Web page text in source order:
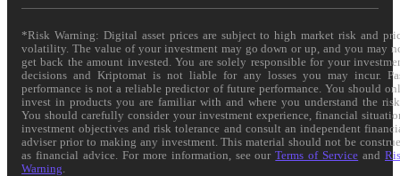
*Risk Warning: Digital asset prices are subject to high market risk and
volatility. The value of your investment may go down or up, and you may
get back the amount invested. You are solely responsible for your
decisions and Kriptomat is not liable for any losses you may incur.
performance is not a reliable predictor of future performance. You should
invest in products you are familiar with and where you understand the
You should carefully consider your investment experience, financial
investment objectives and risk tolerance and consult an independent
adviser prior to making any investment. This material should not be
as financial advice. For more information, see ourTerms of Service and
Warning